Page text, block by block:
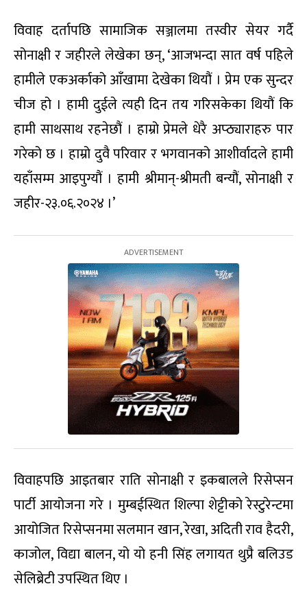
विवाह दर्तापछि सामाजिक सञ्जालमा तस्वीर सेयर गर्दै
सोनाक्षी र जहीरले लेखेका छन्, ‘आजभन्दा सात वर्ष पहिले
हामीले एकअर्काको आँखामा देखेका थियौं । प्रेम एक सुन्दर
चीज हो । हामी दुईले त्यही दिन तय गरिसकेका थियौं कि
हामी साथसाथ रहनेछौं । हाम्रो प्रेमले धेरै अप्ठ्याराहरु पार
गरेको छ । हाम्रो दुवै परिवार र भगवानको आशीर्वादले हामी
यहाँसम्म आइपुग्यौं । हामी श्रीमान्-श्रीमती बन्यौं, सोनाक्षी र
जहीर-२३.०६.२०२४ ।’
विवाहपछि आइतबार राति सोनाक्षी र इकबालले रिसेप्सन
पार्टी आयोजना गरे । मुम्बईस्थित शिल्पा शेट्टीको रेस्टुरेन्टमा
आयोजित रिसेप्सनमा सलमान खान, रेखा, अदिती राव हैदरी,
काजोल, विद्या बालन, यो यो हनी सिंह लगायत थुप्रै बलिउड
सेलिब्रेटी उपस्थित थिए ।